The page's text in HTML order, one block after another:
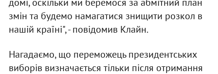
домі, оскільки ми беремося за абмітний план
змін та будемо намагатися знищити розкол в
нашій країні", - повідомив Клайн.
Нагадаємо, що переможець президентських
виборів визначається тільки після отримання